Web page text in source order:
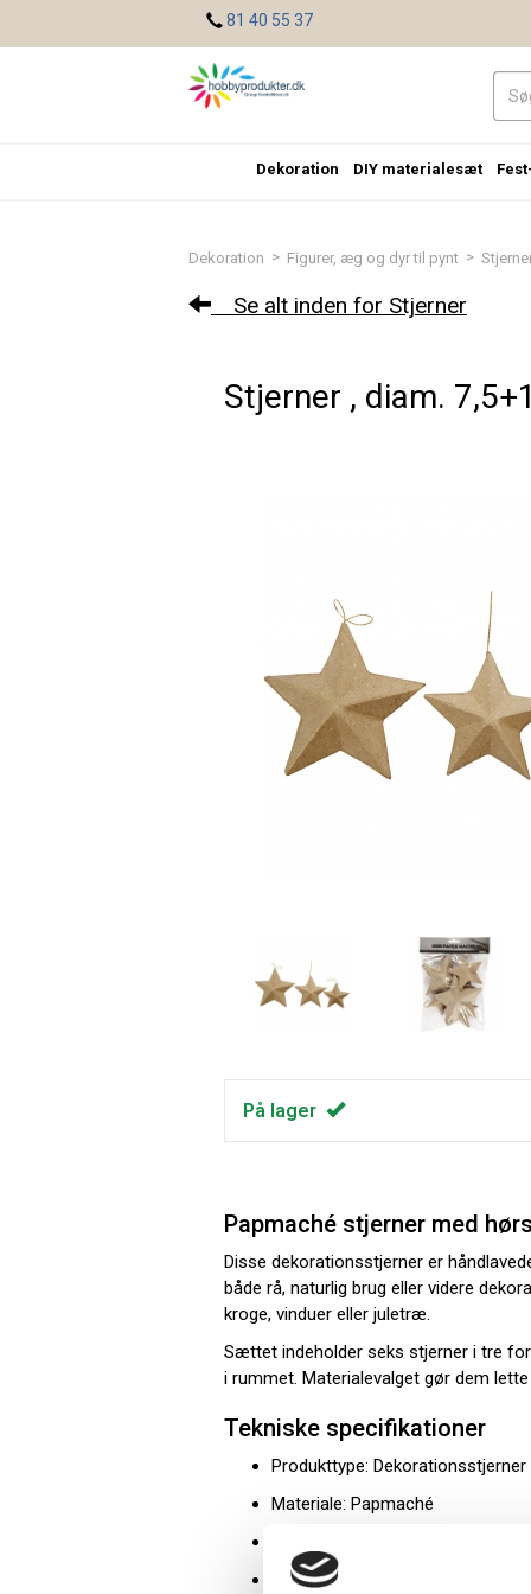
Dekoration > Figurer, æg og dyr til pynt >
Se alt inden for Stjerner
Stjerner , diam.
På lager
Papmaché stjerner med
Disse dekorationsstjerner er
både rå, naturlig brug eller videre
kroge, vinduer eller juletræ.
Sættet indeholder seks stjerner i tre
i rummet. Materialevalget gør dem
Tekniske specifikationer
Produkttype: Dekorationsstjerner
Materiale: Papmaché
Antal: 6 stk. pr. pakke
81 40 55 37
Dekoration DIY materialesæt